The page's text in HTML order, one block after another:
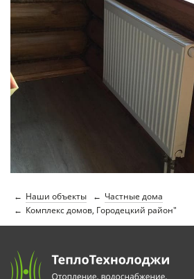
Наши объекты
Частные дома
Комплекс домов, Городецкий район"